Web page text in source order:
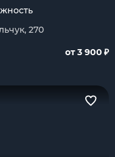
270
от 3 900 ₽